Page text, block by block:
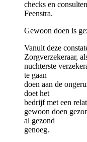
checks en
Feenstra.
Gewoon doen is
Vanuit deze
Zorgverzekeraar,
nuchterste
te gaan
doen aan de
doet het
bedrijf met een
gewoon doen
al gezond
genoeg.